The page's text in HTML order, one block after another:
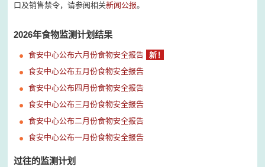
口及销售禁令，请参阅相关新闻公报。
2026年食物监测计划结果
食安中心公布六月份食物安全报告
食安中心公布五月份食物安全报告
食安中心公布四月份食物安全报告
食安中心公布三月份食物安全报告
食安中心公布二月份食物安全报告
食安中心公布一月份食物安全报告
过往的监测计划